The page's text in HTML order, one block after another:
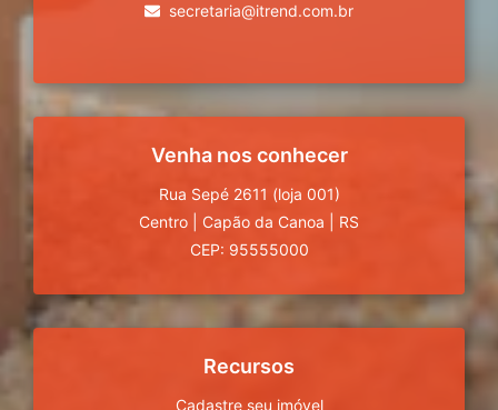
secretaria@itrend.com.br
Venha nos conhecer
Rua Sepé 2611 (loja 001)
Centro
Capão da Canoa
RS
CEP: 95555000
Recursos
Cadastre seu imóvel